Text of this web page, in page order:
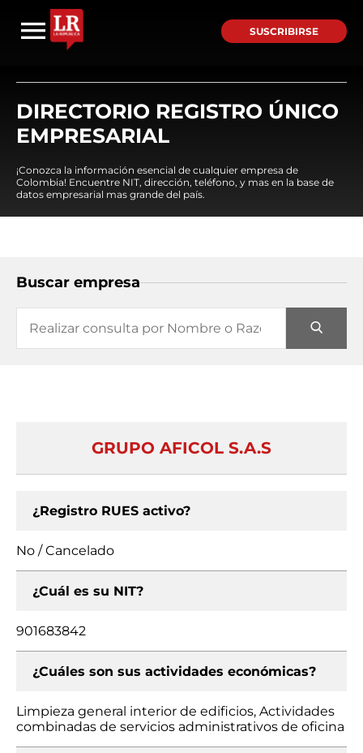
SUSCRIBIRSE
DIRECTORIO REGISTRO ÚNICO
EMPRESARIAL
¡Conozca la información esencial de cualquier empresa de
Colombia! Encuentre NIT, dirección, teléfono, y mas en la base de
datos empresarial mas grande del país.
Buscar empresa
GRUPO AFICOL S.A.S
¿Registro RUES activo?
No / Cancelado
¿Cuál es su NIT?
901683842
¿Cuáles son sus actividades económicas?
Limpieza general interior de edificios, Actividades
combinadas de servicios administrativos de oficina